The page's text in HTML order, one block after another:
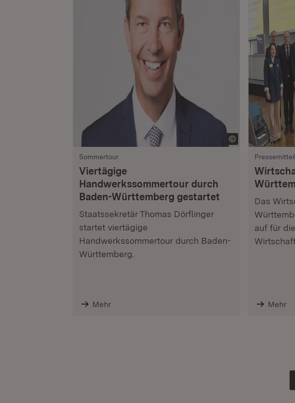
Sommertour
Viertägige
Handwerkssommertour durch
Baden-Württemberg gestartet
Staatssekretär Thomas Dörflinger
startet viertägige
Handwerkssommertour durch Baden-
Württemberg.
Mehr
Das
auf für
Mehr